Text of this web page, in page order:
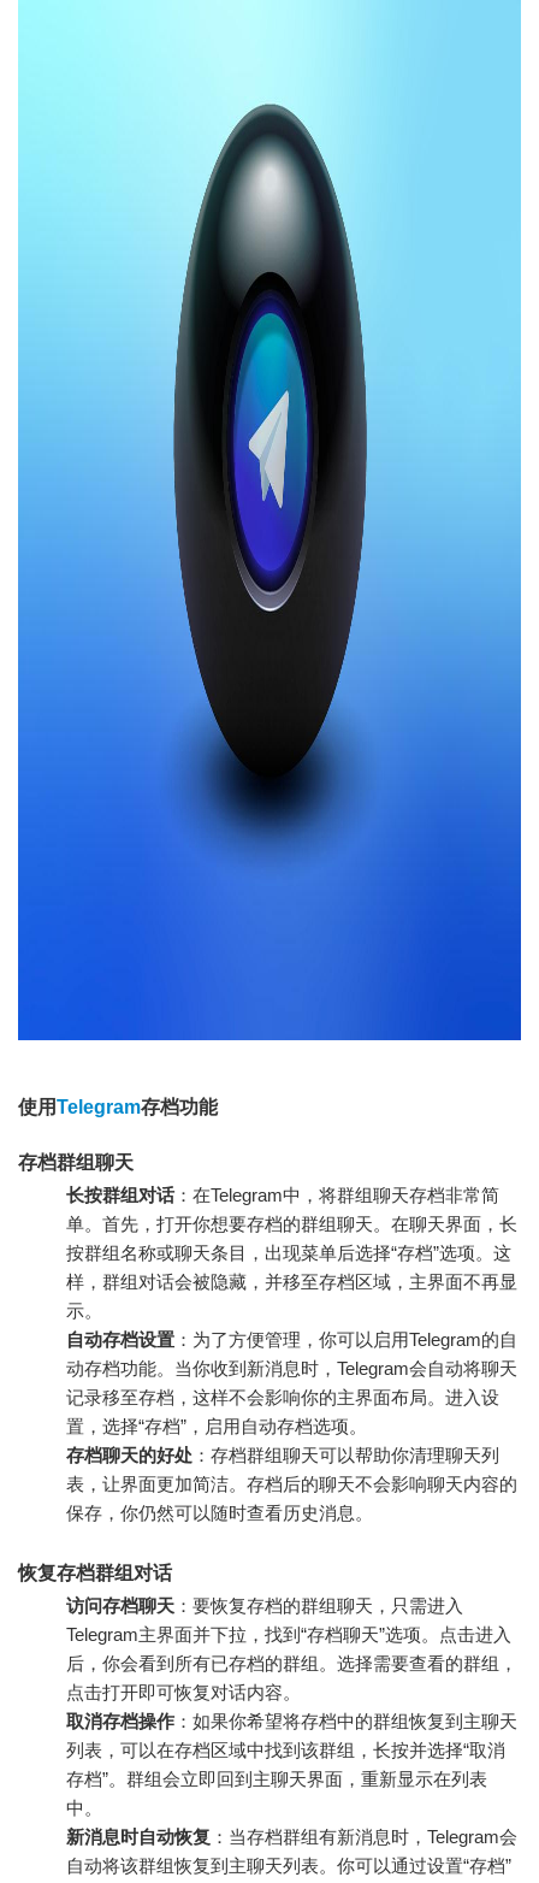
使用Telegram存档功能
存档群组聊天
长按群组对话：在Telegram中，将群组聊天存档非常简
单。首先，打开你想要存档的群组聊天。在聊天界面，长
按群组名称或聊天条目，出现菜单后选择“存档”选项。这
样，群组对话会被隐藏，并移至存档区域，主界面不再显
示。
自动存档设置 ：为了方便管理，你可以启用Telegram的自
动存档功能。当你收到新消息时，Telegram会自动将聊天
记录移至存档，这样不会影响你的主界面布局。进入设
置，选择“存档”，启用自动存档选项。
存档聊天的好处 ：存档群组聊天可以帮助你清理聊天列
表，让界面更加简洁。存档后的聊天不会影响聊天内容的
保存，你仍然可以随时查看历史消息。
恢复存档群组对话
访问存档聊天 ：要恢复存档的群组聊天，只需进入
Telegram主界面并下拉，找到“存档聊天”选项。点击进入
后，你会看到所有已存档的群组。选择需要查看的群组，
点击打开即可恢复对话内容。
取消存档操作 ：如果你希望将存档中的群组恢复到主聊天
列表，可以在存档区域中找到该群组，长按并选择“取消
存档”。群组会立即回到主聊天界面，重新显示在列表
中。
新消息时自动恢复 ：当存档群组有新消息时，Telegram会
自动将该群组恢复到主聊天列表。你可以通过设置“存档”